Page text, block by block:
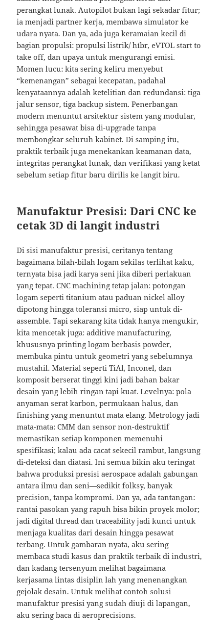
perangkat lunak. Autopilot bukan lagi sekadar fitur;
ia menjadi partner kerja, membawa simulator ke
udara nyata. Dan ya, ada juga keramaian kecil di
bagian propulsi: propulsi listrik/ híbr, eVTOL start to
take off, dan upaya untuk mengurangi emisi.
Momen lucu: kita sering keliru menyebut
“kemenangan” sebagai kecepatan, padahal
kenyataannya adalah ketelitian dan redundansi: tiga
jalur sensor, tiga backup sistem. Penerbangan
modern menuntut arsitektur sistem yang modular,
sehingga pesawat bisa di-upgrade tanpa
membongkar seluruh kabinet. Di samping itu,
praktik terbaik juga menekankan keamanan data,
integritas perangkat lunak, dan verifikasi yang ketat
sebelum setiap fitur baru dirilis ke langit biru.
Manufaktur Presisi: Dari CNC ke
cetak 3D di langit industri
Di sisi manufaktur presisi, ceritanya tentang
bagaimana bilah-bilah logam sekilas terlihat kaku,
ternyata bisa jadi karya seni jika diberi perlakuan
yang tepat. CNC machining tetap jalan: potongan
logam seperti titanium atau paduan nickel alloy
dipotong hingga toleransi micro, siap untuk di-
assemble. Tapi sekarang kita tidak hanya mengukir,
kita mencetak juga: additive manufacturing,
khususnya printing logam berbasis powder,
membuka pintu untuk geometri yang sebelumnya
mustahil. Material seperti TiAl, Inconel, dan
komposit berserat tinggi kini jadi bahan bakar
desain yang lebih ringan tapi kuat. Levelnya: pola
anyaman serat karbon, permukaan halus, dan
finishing yang menuntut mata elang. Metrology jadi
mata-mata: CMM dan sensor non-destruktif
memastikan setiap komponen memenuhi
spesifikasi; kalau ada cacat sekecil rambut, langsung
di-deteksi dan diatasi. Ini semua bikin aku teringat
bahwa produksi presisi aerospace adalah gabungan
antara ilmu dan seni—sedikit folksy, banyak
precision, tanpa kompromi. Dan ya, ada tantangan:
rantai pasokan yang rapuh bisa bikin proyek molor;
jadi digital thread dan traceability jadi kunci untuk
menjaga kualitas dari desain hingga pesawat
terbang. Untuk gambaran nyata, aku sering
membaca studi kasus dan praktik terbaik di industri,
dan kadang tersenyum melihat bagaimana
kerjasama lintas disiplin lah yang menenangkan
gejolak desain. Untuk melihat contoh solusi
manufaktur presisi yang sudah diuji di lapangan,
aku sering baca diaeroprecisions.